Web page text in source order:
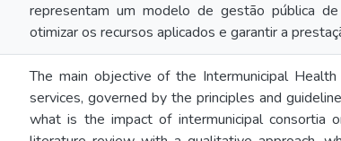
representam um modelo de gestão pública
otimizar os recursos aplicados e garantir a
The main objective of the Intermunicipal
services, governed by the principles and
what is the impact of intermunicipal consortia